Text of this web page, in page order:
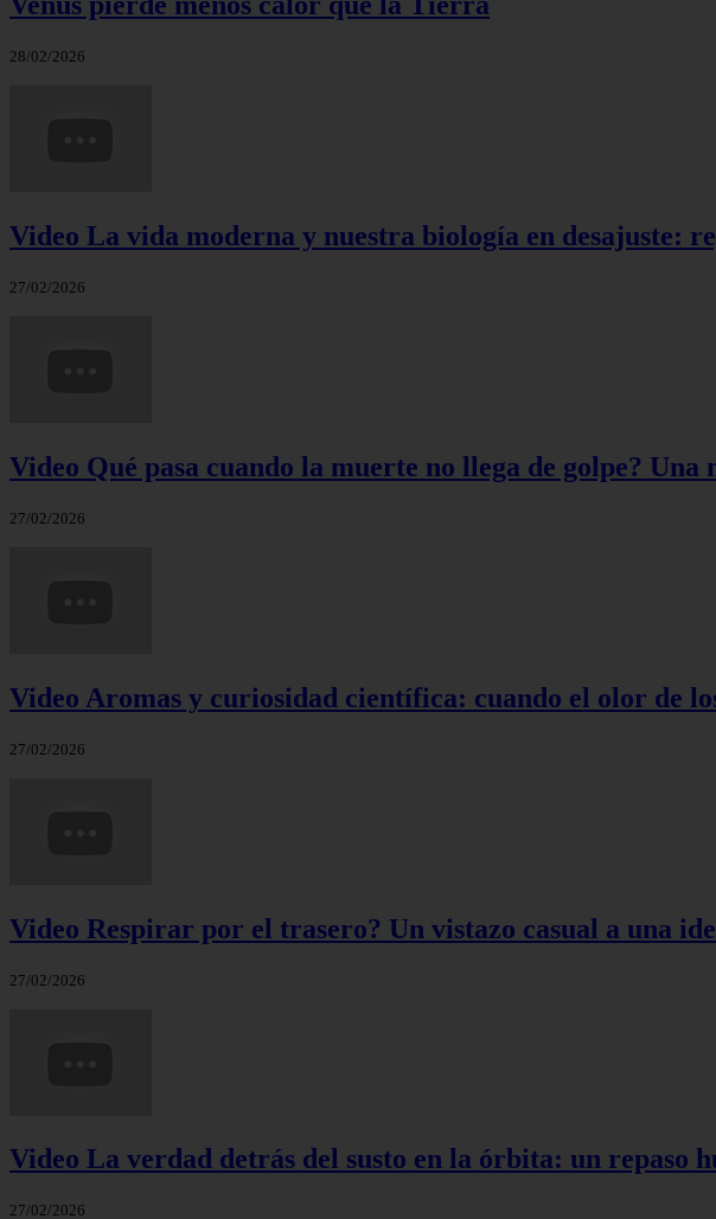
28/02/2026
Video La vida moderna y nuestra biología en
27/02/2026
Video Qué pasa cuando la muerte no llega de golpe?
27/02/2026
Video Aromas y curiosidad científica: cuando el olor de
27/02/2026
Video Respirar por el trasero? Un vistazo casual a una
27/02/2026
Video La verdad detrás del susto en la órbita: un repaso
27/02/2026